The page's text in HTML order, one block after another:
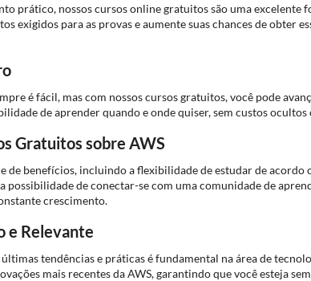
prático, nossos cursos online gratuitos são uma excelente
exigidos para as provas e aumente suas chances de obter
é fácil, mas com nossos cursos gratuitos, você pode
de aprender quando e onde quiser, sem custos
Gratuitos sobre AWS
de benefícios, incluindo a flexibilidade de estudar de acordo
possibilidade de conectar-se com uma comunidade de
crescimento.
e Relevante
tendências e práticas é fundamental na área de
mais recentes da AWS, garantindo que você esteja